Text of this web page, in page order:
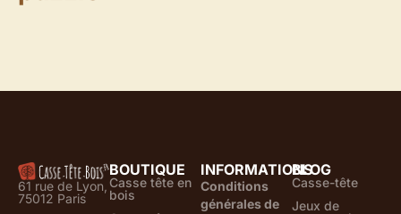
61 rue de Lyon,
75012 Paris
BOUTIQUE
Casse tête en
bois
INFORMATIONS
Conditions
générales de
BLOG
Casse-tête
Jeux de